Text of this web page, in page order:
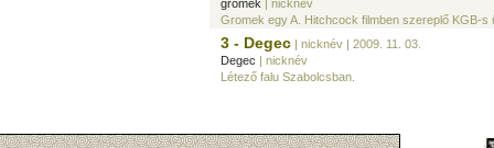
gromek | nicknév
Gromek egy A. Hitchcock filmben szereplő KGB-
3 - Degec | nicknév | 2009. 11. 03.
Degec | nicknév
Létező falu Szabolcsban.